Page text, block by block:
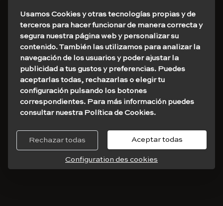
Usamos Cookies y otras tecnologías propias y de
terceros para hacer funcionar de manera correcta y
segura nuestra página web y personalizar su
contenido. También las utilizamos para analizar la
navegación de los usuarios y poder ajustar la
publicidad a tus gustos y preferencias. Puedes
aceptarlas todas, rechazarlas o elegir tu
configuración pulsando los botones
correspondientes. Para más información puedes
consultar nuestra Política de Cookies.
Rechazar todas Aceptar todas
Configuration des cookies